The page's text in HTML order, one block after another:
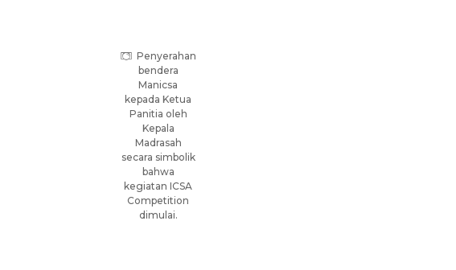
Penyerahan
bendera
Manicsa
kepada Ketua
Panitia oleh
Kepala
Madrasah
secara simbolik
bahwa
kegiatan ICSA
Competition
dimulai.